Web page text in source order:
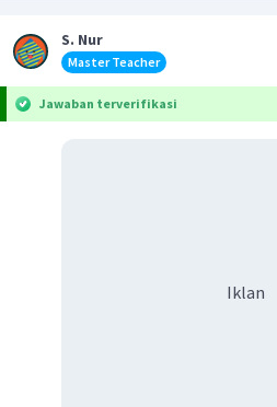
S. Nur
Master Teacher
Jawaban terverifikasi
Iklan